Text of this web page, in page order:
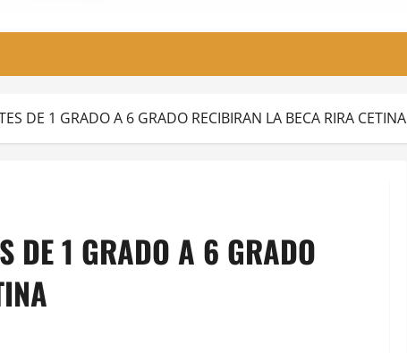
DE 1 GRADO A 6 GRADO RECIBIRAN LA BECA RIRA CETINA
DE 1 GRADO A 6 GRADO